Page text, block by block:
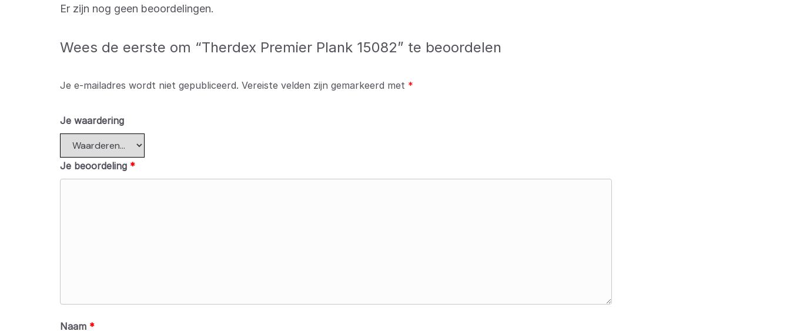
Er zijn nog geen beoordelingen.
Wees de eerste om “Therdex Premier Plank 15082” te beoordelen
Je e-mailadres wordt niet gepubliceerd. Vereiste velden zijn gemarkeerd met *
Je waardering
Je beoordeling *
Naam *